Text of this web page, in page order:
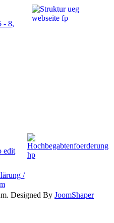
- 8,
/
Designed By JoomShaper